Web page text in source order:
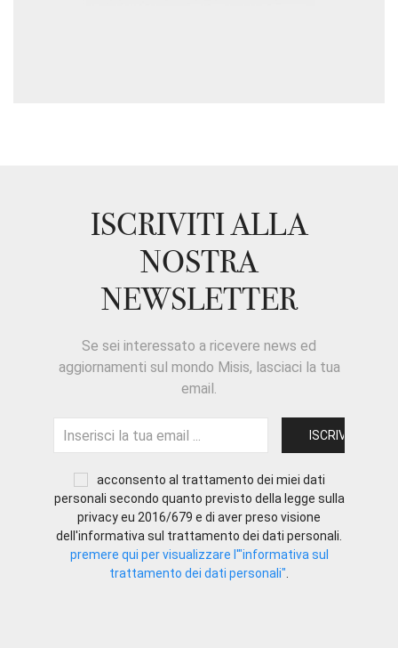
ISCRIVITI ALLA
NOSTRA
NEWSLETTER
Se sei interessato a ricevere news ed
aggiornamenti sul mondo Misis, lasciaci la tua
email.
acconsento al trattamento dei miei dati
personali secondo quanto previsto della legge sulla
privacy eu 2016/679 e di aver preso visione
dell'informativa sul trattamento dei dati personali.
premere qui per visualizzare l'"informativa sul
trattamento dei dati personali".